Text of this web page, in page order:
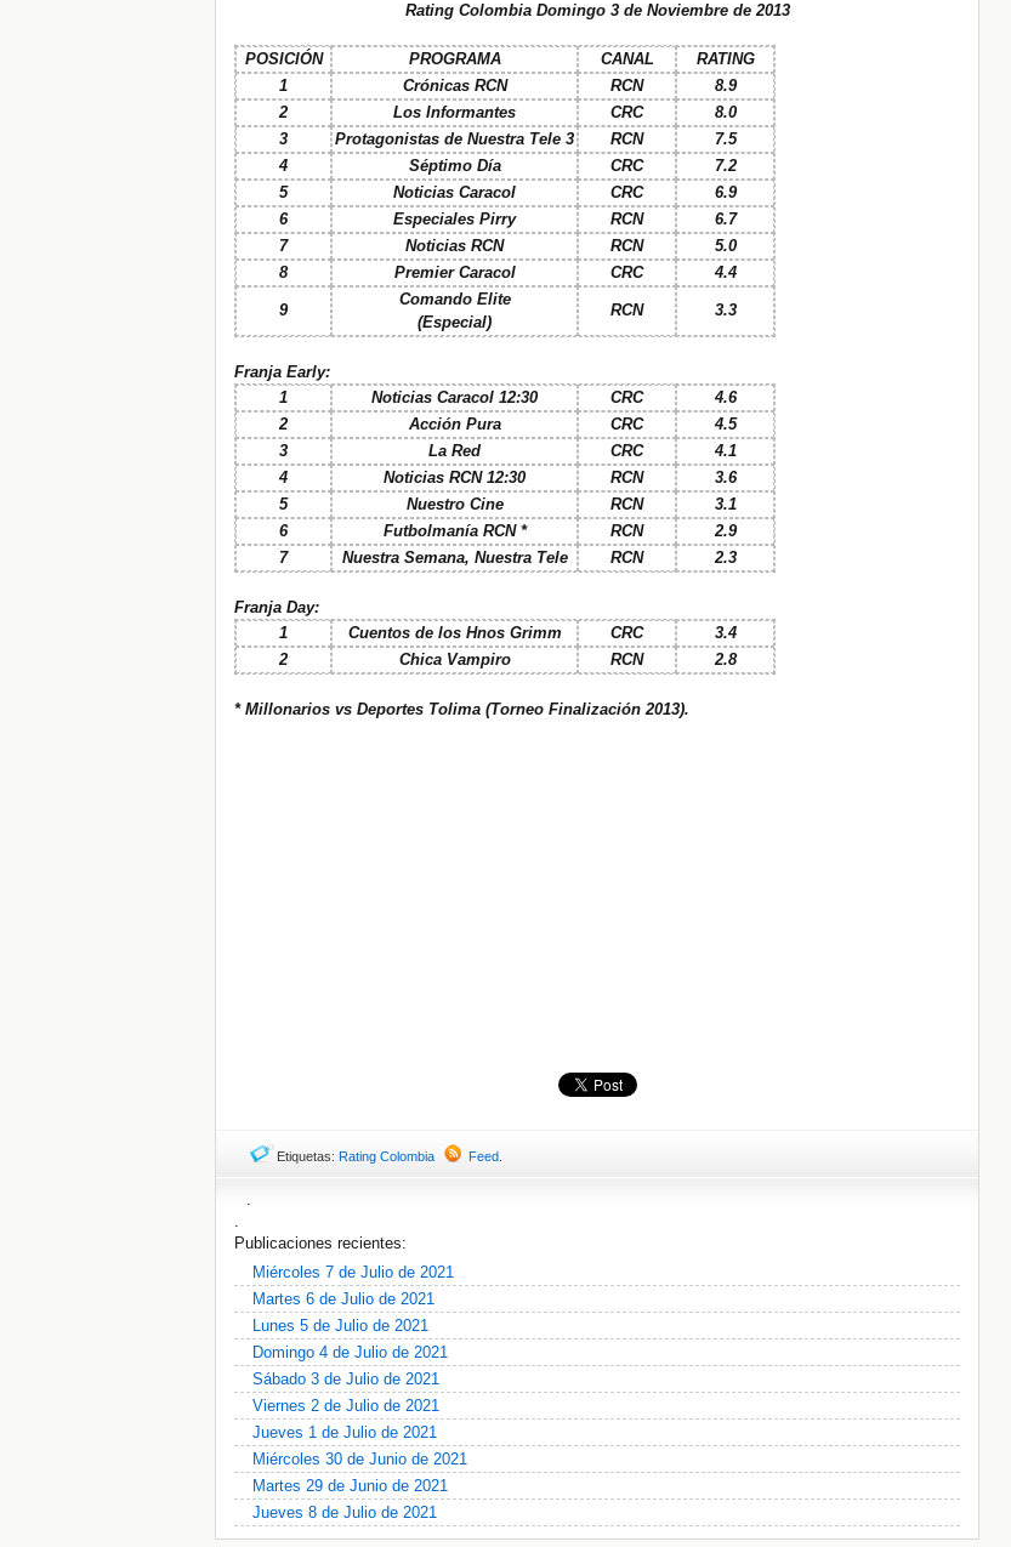
Rating Colombia Domingo 3 de Noviembre de 2013
POSICIÓN PROGRAMA CANAL
RATING
1
Crónicas RCN RCN
8.9
2
Los Informantes CRC
8.0
3
Protagonistas de Nuestra Tele 3 RCN
7.5
4
Séptimo Día CRC
7.2
5
Noticias Caracol CRC
6.9
6
Especiales Pirry RCN
6.7
7
Noticias RCN RCN
5.0
8
Premier Caracol CRC 4.4
9
Comando Elite
(Especial)
RCN 3.3
Franja Early:
1
Noticias Caracol 12:30 CRC
4.6
2
Acción Pura CRC
4.5
3
La Red CRC
4.1
4
Noticias RCN 12:30 RCN
3.6
5
Nuestro Cine RCN
3.1
6
Futbolmanía RCN * RCN
2.9
7
Nuestra Semana, Nuestra Tele RCN 2.3
Franja Day:
1
Cuentos de los Hnos Grimm CRC
3.4
2
Chica Vampiro RCN 2.8
* Millonarios vs Deportes Tolima (Torneo Finalización 2013).
Etiquetas: Rating Colombia Feed
.
.
Publicaciones recientes:
Miércoles 7 de Julio de 2021
Martes 6 de Julio de 2021
Lunes 5 de Julio de 2021
Domingo 4 de Julio de 2021
Sábado 3 de Julio de 2021
Viernes 2 de Julio de 2021
Jueves 1 de Julio de 2021
Miércoles 30 de Junio de 2021
Martes 29 de Junio de 2021
Jueves 8 de Julio de 2021